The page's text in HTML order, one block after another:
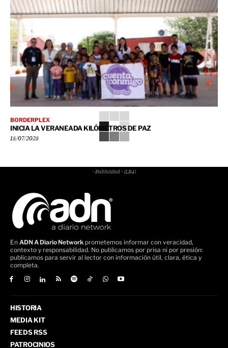
BORDERPLEX
INICIA LA VERANEADA KILÓMETROS DE PAZ
15/07/2025
- Publicidad - (LB4)
En ADN A Diario Network prometemos informar con veracidad,
contexto y responsabilidad. No publicamos por prisa ni por presión:
publicamos para servir al lector con información útil, clara, ética y
completa.
HISTORIA
MEDIA KIT
FEEDS RSS
PATROCINIOS